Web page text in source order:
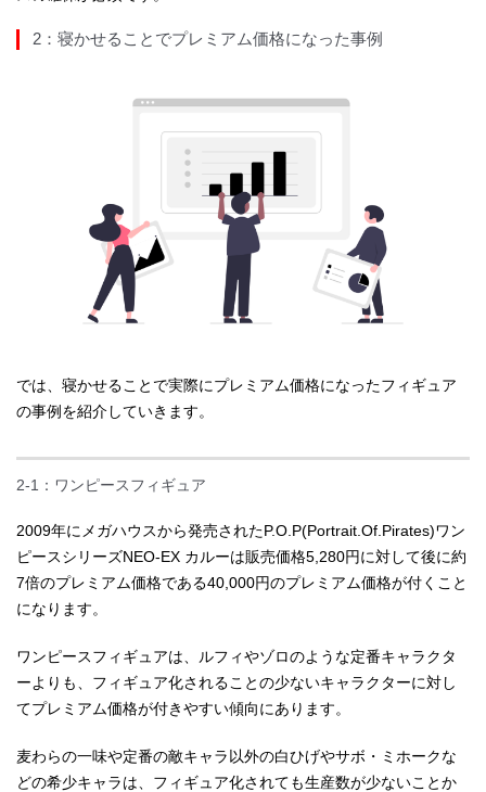
2：寝かせることでプレミアム価格になった事例
では、寝かせることで実際にプレミアム価格になったフィギュア
の事例を紹介していきます。
2-1：ワンピースフィギュア
2009年にメガハウスから発売されたP.O.P(Portrait.Of.Pirates)ワン
ピースシリーズNEO-EX カルーは販売価格5,280円に対して後に約
7倍のプレミアム価格である40,000円のプレミアム価格が付くこと
になります。
ワンピースフィギュアは、ルフィやゾロのような定番キャラクタ
ーよりも、フィギュア化されることの少ないキャラクターに対し
てプレミアム価格が付きやすい傾向にあります。
麦わらの一味や定番の敵キャラ以外の白ひげやサボ・ミホークな
どの希少キャラは、フィギュア化されても生産数が少ないことか